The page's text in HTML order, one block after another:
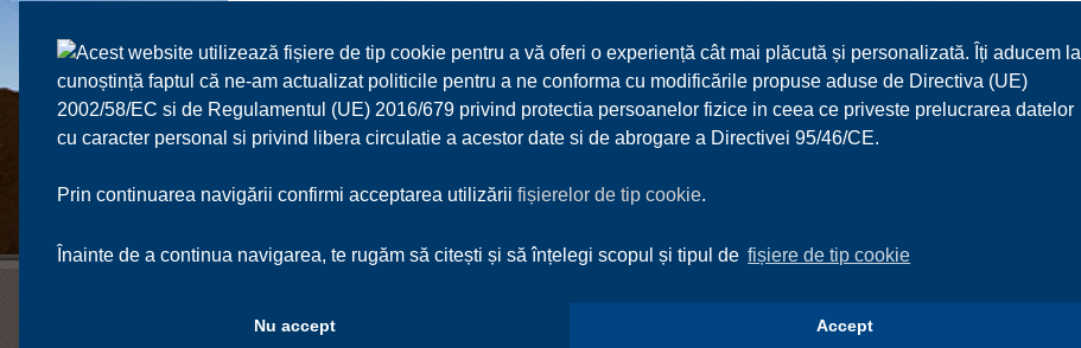
Acest website utilizează fișiere de tip cookie pentru a vă oferi o experiență cât mai plăcută și personalizată. Îți aducem la
cunoștință faptul că ne-am actualizat politicile pentru a ne conforma cu modificările propuse aduse de Directiva (UE)
2002/58/EC si de Regulamentul (UE) 2016/679 privind protectia persoanelor fizice in ceea ce priveste prelucrarea datelor
cu caracter personal si privind libera circulatie a acestor date si de abrogare a Directivei 95/46/CE.
Prin continuarea navigării confirmi acceptarea utilizării fișierelor de tip cookie.
Înainte de a continua navigarea, te rugăm să citești și să înțelegi scopul și tipul de fișiere de tip cookie
Nu accept Accept
…
Enduro –…
Enduro Heniu – CR Hard Enduro –
Prundu…
Cronica Cupei Havana – CR Hard Enduro